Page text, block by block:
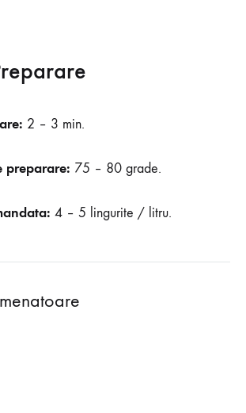
2 – 3 min.
preparare: 75 – 80 grade.
4 – 5 lingurite / litru.